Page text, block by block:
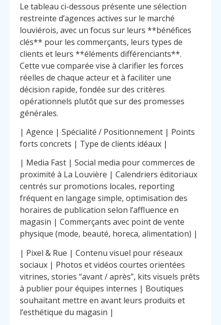
Le tableau ci-dessous présente une sélection
restreinte d’agences actives sur le marché
louviérois, avec un focus sur leurs **bénéfices
clés** pour les commerçants, leurs types de
clients et leurs **éléments différenciants**.
Cette vue comparée vise à clarifier les forces
réelles de chaque acteur et à faciliter une
décision rapide, fondée sur des critères
opérationnels plutôt que sur des promesses
générales.
| Agence | Spécialité / Positionnement | Points
forts concrets | Type de clients idéaux |
| Media Fast | Social media pour commerces de
proximité à La Louvière | Calendriers éditoriaux
centrés sur promotions locales, reporting
fréquent en langage simple, optimisation des
horaires de publication selon l’affluence en
magasin | Commerçants avec point de vente
physique (mode, beauté, horeca, alimentation) |
| Pixel & Rue | Contenu visuel pour réseaux
sociaux | Photos et vidéos courtes orientées
vitrines, stories “avant / après”, kits visuels prêts
à publier pour équipes internes | Boutiques
souhaitant mettre en avant leurs produits et
l’esthétique du magasin |